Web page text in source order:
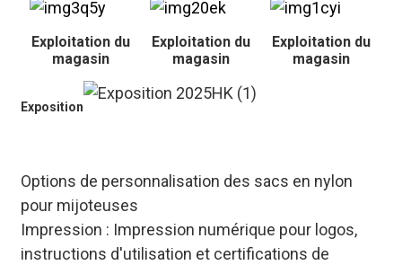
Exploitation du
magasin
Exploitation du
magasin
Exploitation du
magasin
Exposition
Options de personnalisation des sacs en nylon
pour mijoteuses
Impression : Impression numérique pour logos,
instructions d'utilisation et certifications de